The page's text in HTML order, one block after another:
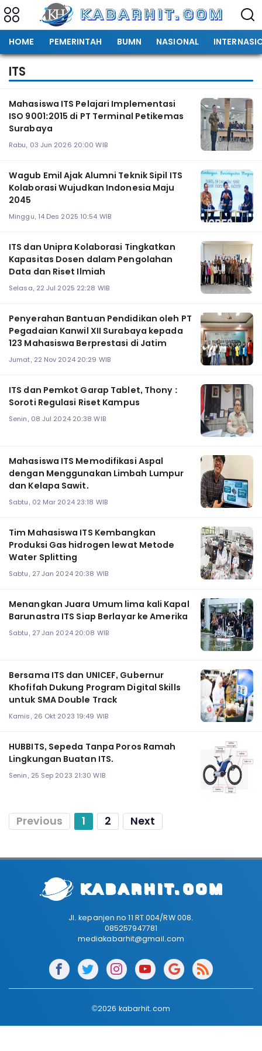
HOME PEMERINTAH BUMN NASIONAL
ITS
Mahasiswa ITS Pelajari Implementasi
ISO 9001:2015 di PT Terminal Petikemas
Surabaya
Rabu, 03 Jun 2026 20:00 WIB
Wagub Emil Ajak Alumni Teknik Sipil ITS
Kolaborasi Wujudkan Indonesia Maju
2045
Minggu, 14 Des 2025 10:54 WIB
ITS dan Unipra Kolaborasi Tingkatkan
Kapasitas Dosen dalam Pengolahan
Data dan Riset Ilmiah
Selasa, 22 Jul 2025 22:28 WIB
Penyerahan Bantuan Pendidikan oleh PT
Pegadaian Kanwil XII Surabaya kepada
123 Mahasiswa Berprestasi di Jatim
Jumat, 22 Nov 2024 20:29 WIB
ITS dan Pemkot Garap Tablet, Thony :
Soroti Regulasi Riset Kampus
Senin, 08 Jul 2024 20:38 WIB
Mahasiswa ITS Memodifikasi Aspal
dengan Menggunakan Limbah Lumpur
dan Kelapa Sawit.
Sabtu, 02 Mar 2024 23:18 WIB
Tim Mahasiswa ITS Kembangkan
Produksi Gas hidrogen lewat Metode
Water Splitting
Sabtu, 27 Jan 2024 20:38 WIB
Menangkan Juara Umum lima kali Kapal
Barunastra ITS Siap Berlayar ke Amerika
Sabtu, 27 Jan 2024 20:08 WIB
Bersama ITS dan UNICEF, Gubernur
Khofifah Dukung Program Digital Skills
untuk SMA Double Track
Kamis, 26 Okt 2023 19:49 WIB
HUBBITS, Sepeda Tanpa Poros Ramah
Lingkungan Buatan ITS.
Senin, 25 Sep 2023 21:30 WIB
Previous 1 2 Next
Jl. kepanjen no 11 RT 004/RW 008.
085257947781
mediakabarhit@gmail.com
©2026 kabarhit.com